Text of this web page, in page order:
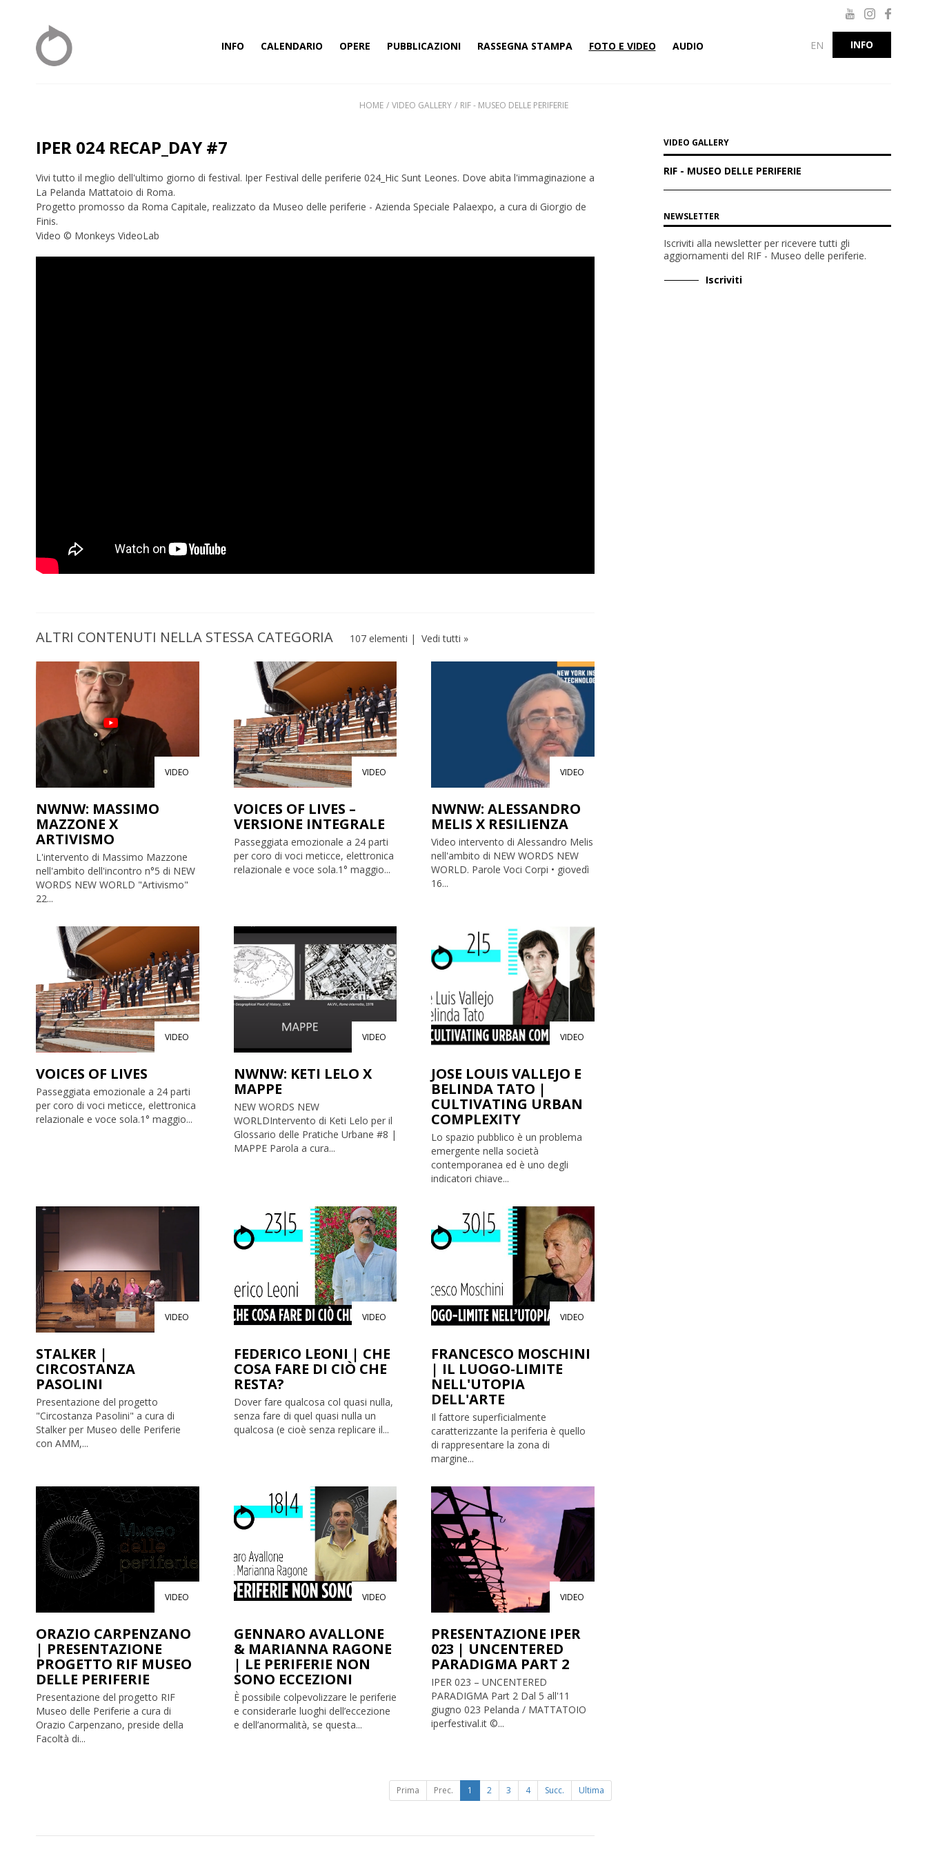
INFO CALENDARIO OPERE PUBBLICAZIONI RASSEGNA STAMPA FOTO E VIDEO AUDIO INFO
EN
HOME VIDEO GALLERY RIF - MUSEO DELLE PERIFERIE
IPER 024 RECAP_DAY #7
Vivi tutto il meglio dell'ultimo giorno di festival. Iper Festival delle periferie 024_Hic Sunt Leones. Dove abita l'immaginazione a
La Pelanda Mattatoio di Roma.
Progetto promosso da Roma Capitale, realizzato da Museo delle periferie - Azienda Speciale Palaexpo, a cura di Giorgio de
Finis.
Video © Monkeys VideoLab
ALTRI CONTENUTI NELLA STESSA CATEGORIA 107 elementi | Vedi tutti »
VIDEO
NWNW: MASSIMO
MAZZONE X
ARTIVISMO
L'intervento di Massimo Mazzone
nell'ambito dell'incontro n°5 di NEW
WORDS NEW WORLD "Artivismo"
22...
VIDEO
VOICES OF LIVES –
VERSIONE INTEGRALE
Passeggiata emozionale a 24 parti
per coro di voci meticce, elettronica
relazionale e voce sola.1° maggio...
VIDEO
NWNW: ALESSANDRO
MELIS X RESILIENZA
Video intervento di Alessandro Melis
nell'ambito di NEW WORDS NEW
WORLD. Parole Voci Corpi • giovedì
16...
VIDEO
VOICES OF LIVES
Passeggiata emozionale a 24 parti
per coro di voci meticce, elettronica
relazionale e voce sola.1° maggio...
VIDEO
NWNW: KETI LELO X
MAPPE
NEW WORDS NEW
WORLDIntervento di Keti Lelo per il
Glossario delle Pratiche Urbane #8 |
MAPPE Parola a cura...
VIDEO
JOSE LOUIS VALLEJO E
BELINDA TATO |
CULTIVATING URBAN
COMPLEXITY
Lo spazio pubblico è un problema
emergente nella società
contemporanea ed è uno degli
indicatori chiave...
VIDEO
STALKER |
CIRCOSTANZA
PASOLINI
Presentazione del progetto
"Circostanza Pasolini" a cura di
Stalker per Museo delle Periferie
con AMM,...
VIDEO
FEDERICO LEONI | CHE
COSA FARE DI CIÒ CHE
RESTA?
Dover fare qualcosa col quasi nulla,
senza fare di quel quasi nulla un
qualcosa (e cioè senza replicare il...
VIDEO
FRANCESCO MOSCHINI
| IL LUOGO-LIMITE
NELL'UTOPIA
DELL'ARTE
Il fattore superficialmente
caratterizzante la periferia è quello
di rappresentare la zona di
margine...
VIDEO
ORAZIO CARPENZANO
| PRESENTAZIONE
PROGETTO RIF MUSEO
DELLE PERIFERIE
Presentazione del progetto RIF
Museo delle Periferie a cura di
Orazio Carpenzano, preside della
Facoltà di...
VIDEO
GENNARO AVALLONE
& MARIANNA RAGONE
| LE PERIFERIE NON
SONO ECCEZIONI
È possibile colpevolizzare le periferie
e considerarle luoghi dell’eccezione
e dell’anormalità, se questa...
VIDEO
PRESENTAZIONE IPER
023 | UNCENTERED
PARADIGMA PART 2
IPER 023 – UNCENTERED
PARADIGMA Part 2 Dal 5 all'11
giugno 023 Pelanda / MATTATOIO
iperfestival.it ©...
Prima Prec. 1 2 3 4 Succ. Ultima
VIDEO GALLERY
RIF - MUSEO DELLE PERIFERIE
NEWSLETTER
Iscriviti alla newsletter per ricevere tutti gli
aggiornamenti del RIF - Museo delle periferie.
Iscriviti